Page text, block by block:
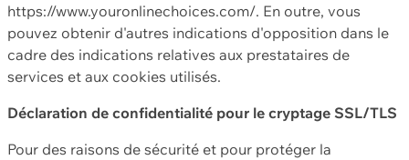
https://www.youronlinechoices.com/. En outre, vous
pouvez obtenir d'autres indications d'opposition dans le
cadre des indications relatives aux prestataires de
services et aux cookies utilisés.
Déclaration de confidentialité pour le cryptage SSL/TLS
Pour des raisons de sécurité et pour protéger la